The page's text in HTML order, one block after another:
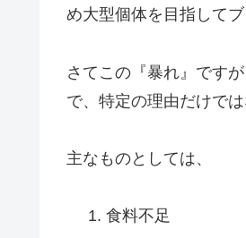
め大型個体を目指して
さてこの『暴れ』です
で、特定の理由だけで
主なものとしては、
食料不足